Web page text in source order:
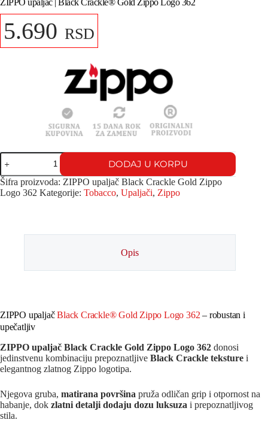
5.690 RSD
DODAJ U KORPU
Šifra proizvoda: ZIPPO upaljač Black Crackle Gold Zippo
Logo 362 Kategorije: Tobacco, Upaljači, Zippo
Opis
ZIPPO upaljačBlack Crackle® Gold Zippo Logo 362 – robustan i
upečatljiv
ZIPPO upaljač Black Crackle Gold Zippo Logo 362 donosi
jedinstvenu kombinaciju prepoznatljive Black Crackle teksture i
elegantnog zlatnog Zippo logotipa.
Njegova gruba, matirana površina pruža odličan grip i otpornost na
habanje, dok zlatni detalji dodaju dozu luksuza i prepoznatljivog
stila.